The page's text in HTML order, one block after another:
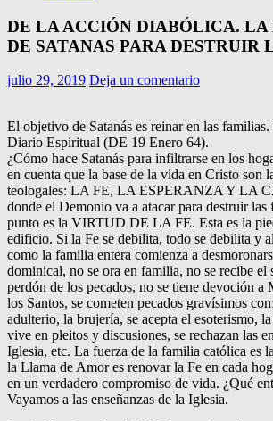
DE LA ACCIÓN DIABÓLICA. LA
DE SATANAS PARA DESTRUIR
julio 29, 2019 Deja un comentario
El objetivo de Satanás es reinar en las
Diario Espiritual (DE 19 Enero 64).
¿Cómo hace Satanás para infiltrarse en los
en cuenta que la base de la vida en Cristo son
teologales: LA FE, LA ESPERANZA Y LA
donde el Demonio va a atacar para destruir
punto es la VIRTUD DE LA FE. Esta es la
edificio. Si la Fe se debilita, todo se debilita y
como la familia entera comienza a
dominical, no se ora en familia, no se recibe el
perdón de los pecados, no se tiene devoción a
los Santos, se cometen pecados gravísimos
adulterio, la brujería, se acepta el esoterismo,
vive en pleitos y discusiones, se rechazan las
Iglesia, etc. La fuerza de la familia católica es
la Llama de Amor es renovar la Fe en cada
en un verdadero compromiso de vida. ¿Qué
Vayamos a las enseñanzas de la Iglesia.